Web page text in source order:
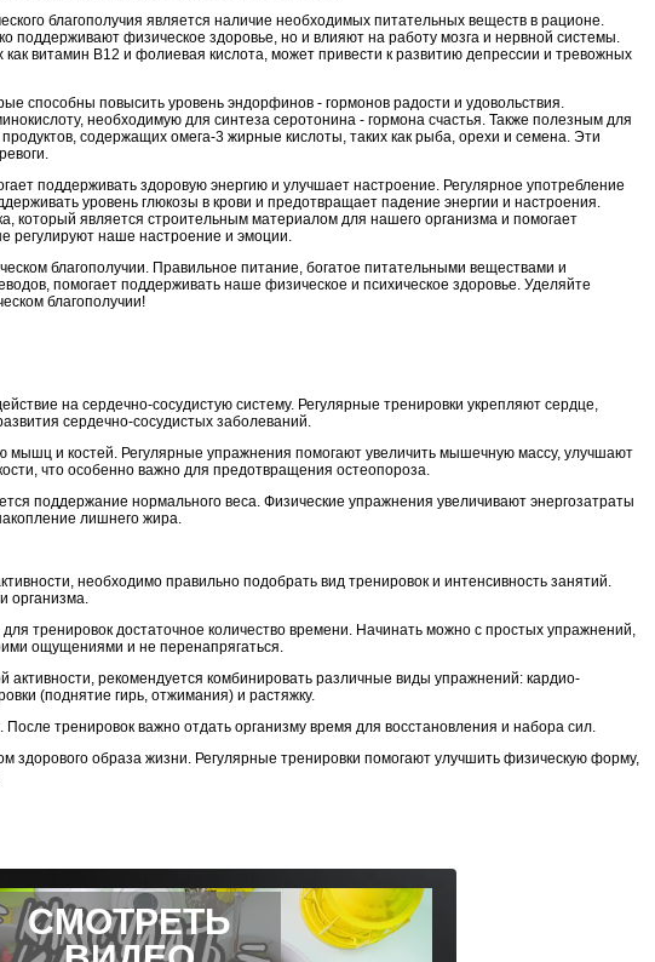
благополучия является наличие необходимых питательных веществ в рационе.
физическое здоровье, но и влияют на работу мозга и нервной системы.
витамин В12 и фолиевая кислота, может привести к развитию депрессии и тревожных
способны повысить уровень эндорфинов - гормонов радости и удовольствия.
необходимую для синтеза серотонина - гормона счастья. Также полезным для
содержащих омега-3 жирные кислоты, таких как рыба, орехи и семена. Эти
поддерживать здоровую энергию и улучшает настроение. Регулярное употребление
уровень глюкозы в крови и предотвращает падение энергии и настроения.
который является строительным материалом для нашего организма и помогает
регулируют наше настроение и эмоции.
благополучии. Правильное питание, богатое питательными веществами и
помогает поддерживать наше физическое и психическое здоровье. Уделяйте
благополучии!
на сердечно-сосудистую систему. Регулярные тренировки укрепляют сердце,
сердечно-сосудистых заболеваний.
мышц и костей. Регулярные упражнения помогают увеличить мышечную массу, улучшают
что особенно важно для предотвращения остеопороза.
поддержание нормального веса. Физические упражнения увеличивают энергозатраты
лишнего жира.
необходимо правильно подобрать вид тренировок и интенсивность занятий.
организма.
тренировок достаточное количество времени. Начинать можно с простых упражнений,
ощущениями и не перенапрягаться.
рекомендуется комбинировать различные виды упражнений: кардио-
(поднятие гирь, отжимания) и растяжку.
тренировок важно отдать организму время для восстановления и набора сил.
здорового образа жизни. Регулярные тренировки помогают улучшить физическую форму,
СМОТРЕТЬ